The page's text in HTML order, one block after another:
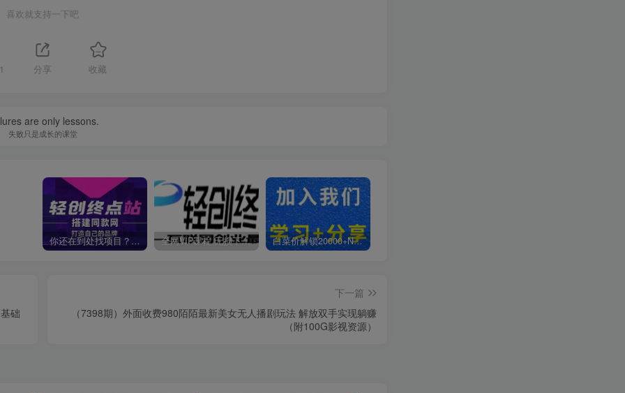
喜欢就支持一下吧
分享 收藏
are only lessons.
失败只是成长的课堂
你还在到处找项目？还在当韭菜？我靠卖项目一个月收入5万+，曾经我也是个失败者。 全网VIP课程 无损下载~ 白菜价解锁20000+N个赚钱机会，加入轻创终点站会员，全站资源免费学习。
础
下一篇
（7398期）外面收费980陌陌最新美女无人播剧玩法 解放双手实现躺赚
（附100G影视资源）